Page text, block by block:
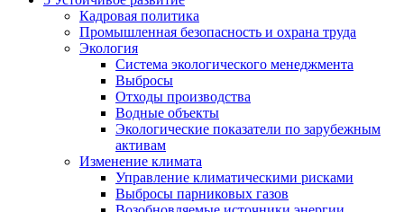
Кадровая политика
Промышленная безопасность и охрана труда
Экология
Система экологического менеджмента
Выбросы
Отходы производства
Водные объекты
Экологические показатели по зарубежным
активам
Изменение климата
Управление климатическими рисками
Выбросы парниковых газов